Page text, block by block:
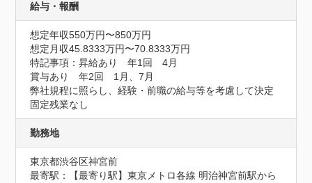
給与・報酬
想定年収550万円〜850万円
想定月収45.8333万円〜70.8333万円
特記事項：昇給あり　年1回　4月
賞与あり　年2回　1月、7月
弊社規程に照らし、経験・前職の給与等を考慮して決定
固定残業なし
勤務地
東京都渋谷区神宮前
最寄駅：【最寄り駅】東京メトロ各線 明治神宮前駅から